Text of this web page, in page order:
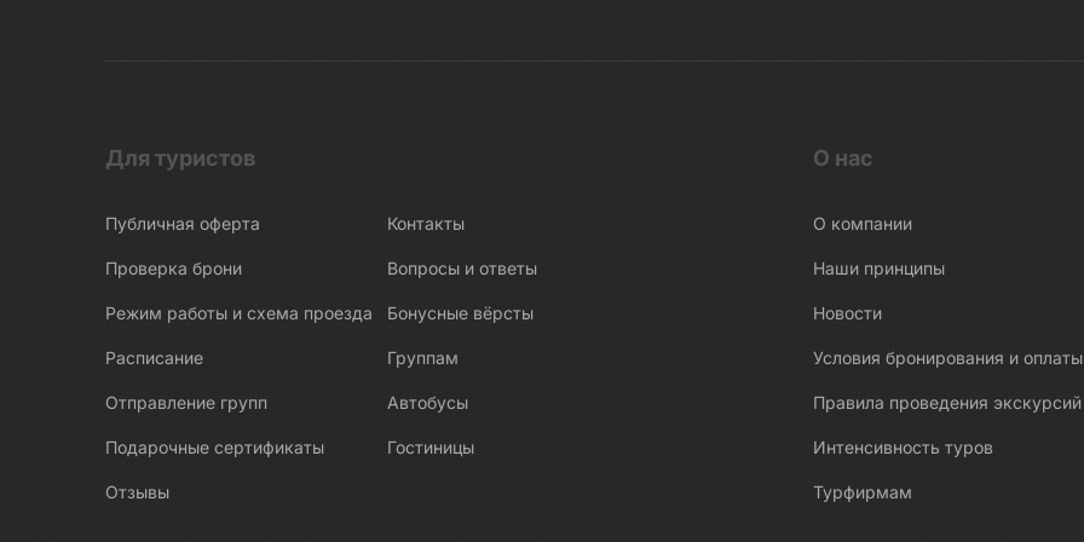
Битва за Ленинград
Бобруйск
Боголюбово
Богословка
Бокситогорск
Болгар
Бологое
Для туристов
Публичная оферта
Проверка брони
Режим работы и схема проезда
Расписание
Отправление групп
Подарочные сертификаты
Отзывы
Контакты
Вопросы и ответы
Бонусные вёрсты
Группам
Автобусы
Гостиницы
О нас
О компании
Наши принципы
Новости
Условия бронирования и оплаты
Правила проведения экскурсий
Интенсивность туров
Турфирмам